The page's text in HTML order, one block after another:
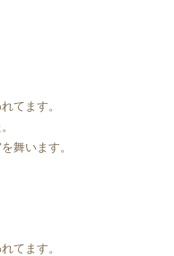
てます。
舞います。
てます。